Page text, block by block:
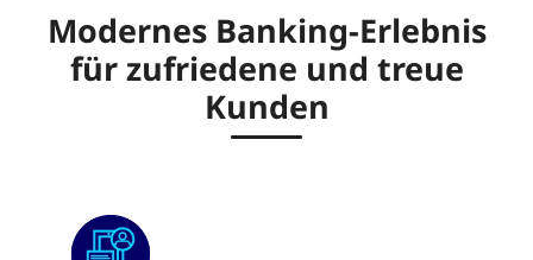
Modernes Banking-Erlebnis
für zufriedene und treue
Kunden